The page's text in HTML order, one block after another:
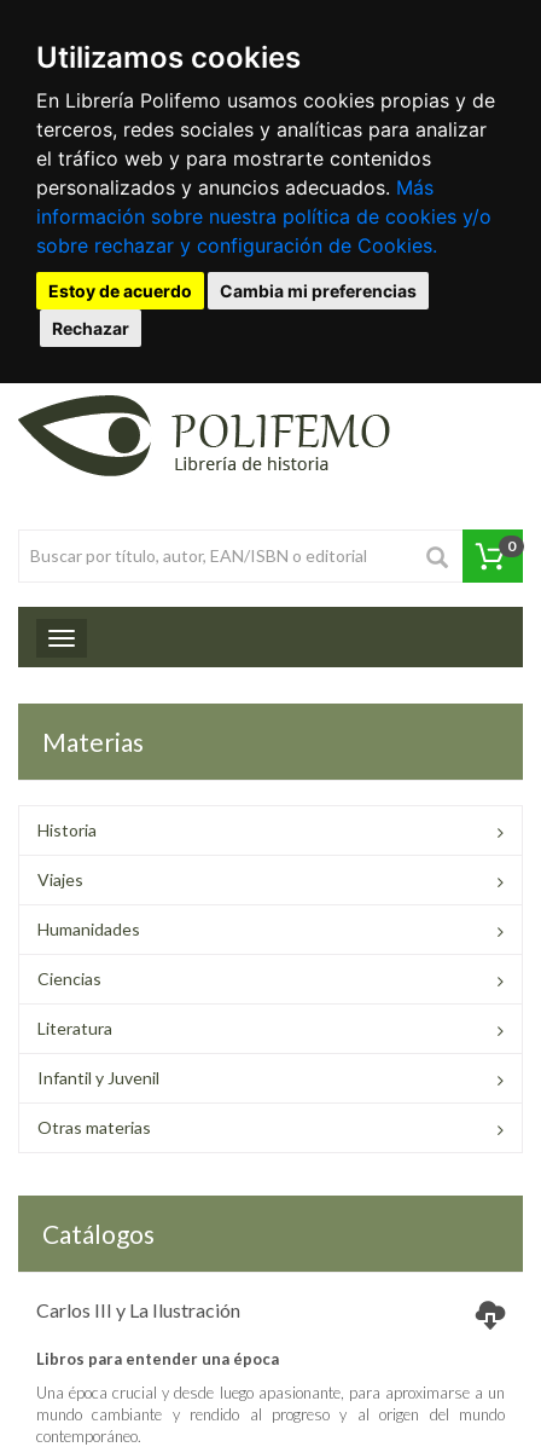
Utilizamos cookies
En Librería Polifemo usamos cookies propias y de
terceros, redes sociales y analíticas para analizar
el tráfico web y para mostrarte contenidos
personalizados y anuncios adecuados. Más
información sobre nuestra política de cookies y/o
sobre rechazar y configuración de Cookies.
Estoy de acuerdo
Cambia mi preferencias
Rechazar
0
Toggle navigation
Materias
Historia
Viajes
Humanidades
Ciencias
Literatura
Infantil y Juvenil
Otras materias
Catálogos
Carlos III y La Ilustración
Libros para entender una época
Una época crucial y desde luego apasionante, para aproximarse a un
mundo cambiante y rendido al progreso y al origen del mundo
contemporáneo.